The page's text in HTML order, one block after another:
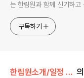
는 한림원과 함께 신기하고
구독하기
한림원소개/일정 및 기관동정